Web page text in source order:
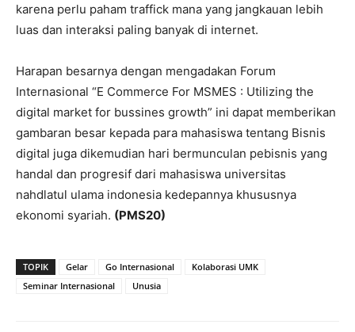
karena perlu paham traffick mana yang jangkauan lebih
luas dan interaksi paling banyak di internet.
Harapan besarnya dengan mengadakan Forum
Internasional “E Commerce For MSMES : Utilizing the
digital market for bussines growth” ini dapat memberikan
gambaran besar kepada para mahasiswa tentang Bisnis
digital juga dikemudian hari bermunculan pebisnis yang
handal dan progresif dari mahasiswa universitas
nahdlatul ulama indonesia kedepannya khususnya
ekonomi syariah. (PMS20)
TOPIK Gelar Go Internasional
Kolaborasi UMK
Seminar Internasional
Unusia